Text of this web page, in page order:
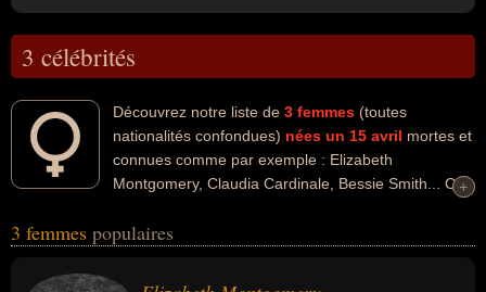
3 célébrités
Découvrez notre liste de 3 femmes (toutes
nationalités confondues) nées un 15 avril mortes et
connues comme par exemple : Elizabeth
Montgomery, Claudia Cardinale, Bessie Smith... Ces
les domaines de l'art, du cinéma, de la télévision, de la musique, du
avoir été actrice, artiste, chanteuse, chanteuse de variétés,
+
+
3 femmes populaires